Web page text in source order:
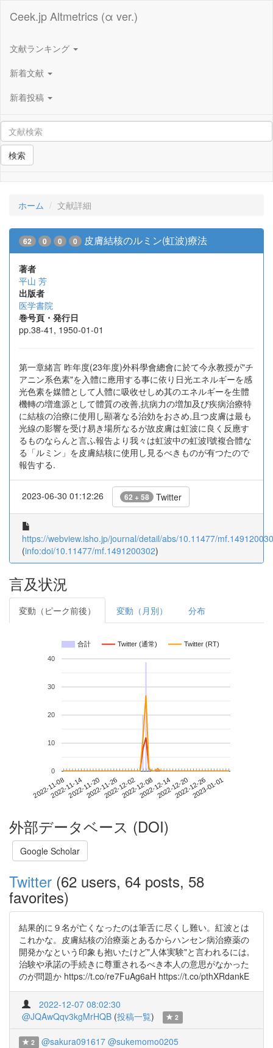
Ceek.jp Altmetrics (α ver.)
文献ランキング
新着文献
新着投稿
検索
ホーム 文献詳細
62 0 0 0 皮膚結核のルミン(虹波)療法
著者
平山 芳
出版者
医学書院
巻号頁・発行日
pp.38-41, 1950-01-01
第一章緒言 昨年度(23年度)外科學會總會に於て今永教授が"チ
アニン系色素"を入體に應用する事に依り日光エネルギーを感
光色素を媒體として人體に吸收せしめ其のエネルギーを生體
機轉の増進源として體質の改善,抗病力の増加及び疾病治療特
に結核の治療に使用し顯著なる治効をおさめ,且つ皮膚は最も
光線の影響を受け易き場所なるが故皮膚は虹波に良く反應す
るものならんと言ふ報告より我々は虹波中の虹波I號複合體な
る「ルミン」を皮膚結核に使用し見るべきものが有つたので
報告する.
2023-06-30 01:12:26 62 + 58 Twitter
https://webview.isho.jp/journal/detail/abs/10.11477/
(info:doi/10.11477/mf.1491200302)
言及状況
変動（ピーク前後） 変動（月別） 分布
合計 Twitter (通常) Twitter (RT)
2022-11-082022-11-142022-11-202022-11-262022-12-022022-12-082022-12-142022-12-202022-12-262023-01-01
0
10
20
30
40
外部データベース (DOI)
Google Scholar
Twitter (62 users, 64 posts, 58
favorites)
結果的に９名が亡くなったのは筆舌に尽くし難い。紅波とは
これかな。皮膚結核の治療薬とあるからハンセン病治療薬の
開発かなという印象も抱いたけど"人体実験"と言われるには,
治験や承諾の手続きに尊重されるべき本人の意思がなかった
のが問題か https://t.co/re7FuAg6aH https://t.co/pthXRdankE
2022-12-07 08:02:30
@JQAwQqv3kgMrHQB (投稿一覧) 2
2 @sakura091617 @sukemomo0205